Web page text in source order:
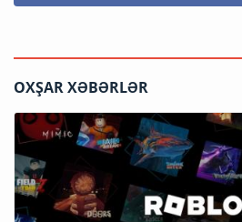
OXŞAR XƏBƏRLƏR